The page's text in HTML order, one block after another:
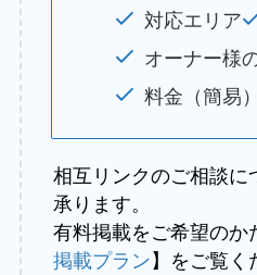
対応エリア
オーナー様
料金（簡易）
相互リンクのご相談に
承ります。
有料掲載をご希望のか
掲載プラン】をご覧く